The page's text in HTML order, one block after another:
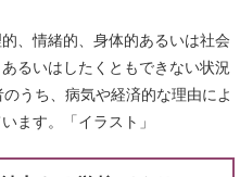
、情緒的、身体的あるいは社会
るいはしたくともできない状況
うち、病気や経済的な理由によ
ます。「イラスト」